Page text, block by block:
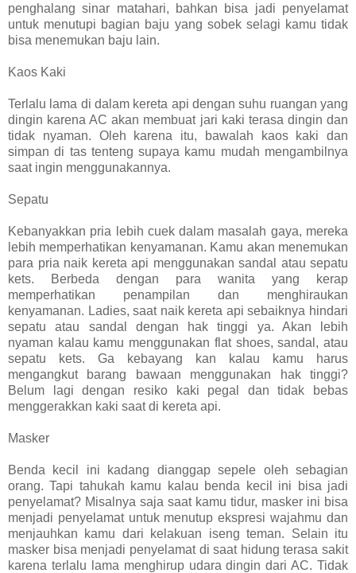
penghalang sinar matahari, bahkan bisa jadi penyelamat
untuk menutupi bagian baju yang sobek selagi kamu tidak
bisa menemukan baju lain.
Kaos Kaki
Terlalu lama di dalam kereta api dengan suhu ruangan yang
dingin karena AC akan membuat jari kaki terasa dingin dan
tidak nyaman. Oleh karena itu, bawalah kaos kaki dan
simpan di tas tenteng supaya kamu mudah mengambilnya
saat ingin menggunakannya.
Sepatu
Kebanyakkan pria lebih cuek dalam masalah gaya, mereka
lebih memperhatikan kenyamanan. Kamu akan menemukan
para pria naik kereta api menggunakan sandal atau sepatu
kets. Berbeda dengan para wanita yang kerap
memperhatikan penampilan dan menghiraukan
kenyamanan. Ladies, saat naik kereta api sebaiknya hindari
sepatu atau sandal dengan hak tinggi ya. Akan lebih
nyaman kalau kamu menggunakan flat shoes, sandal, atau
sepatu kets. Ga kebayang kan kalau kamu harus
mengangkut barang bawaan menggunakan hak tinggi?
Belum lagi dengan resiko kaki pegal dan tidak bebas
menggerakkan kaki saat di kereta api.
Masker
Benda kecil ini kadang dianggap sepele oleh sebagian
orang. Tapi tahukah kamu kalau benda kecil ini bisa jadi
penyelamat? Misalnya saja saat kamu tidur, masker ini bisa
menjadi penyelamat untuk menutup ekspresi wajahmu dan
menjauhkan kamu dari kelakuan iseng teman. Selain itu
masker bisa menjadi penyelamat di saat hidung terasa sakit
karena terlalu lama menghirup udara dingin dari AC. Tidak